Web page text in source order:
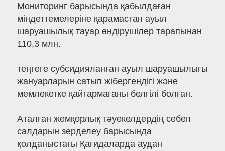
Мониторинг барысында қабылдаған
міндеттемелеріне қарамастан ауыл
шаруашылық тауар өндірушілер тарапынан
110,3 млн.
теңгеге субсидияланған ауыл шаруашылығы
жануарларын сатып жібергендігі және
мемлекетке қайтармағаны белгілі болған.
Аталған жемқорлық тәуекелдердің себеп
салдарын зерделеу барысында
қолданыстағы Қағидаларда аудан